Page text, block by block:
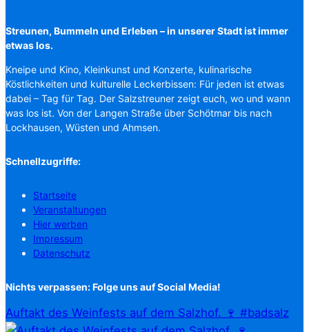
Streunen, Bummeln und Erleben – in unserer Stadt ist immer
etwas los.
Kneipe und Kino, Kleinkunst und Konzerte, kulinarische
Köstlichkeiten und kulturelle Leckerbissen: Für jeden ist etwas
dabei – Tag für Tag. Der Salzstreuner zeigt euch, wo und wann
was los ist. Von der Langen Straße über Schötmar bis nach
Lockhausen, Wüsten und Ahmsen.
Schnellzugriffe:
Startseite
Veranstaltungen
Hier werben
Impressum
Datenschutz
Nichts verpassen: Folge uns auf Social Media!
Auftakt des Weinfests auf dem Salzhof. 🍷 #badsalz